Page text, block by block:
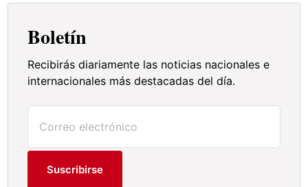
Boletín
Recibirás diariamente las noticias nacionales e
internacionales más destacadas del día.
Suscribirse